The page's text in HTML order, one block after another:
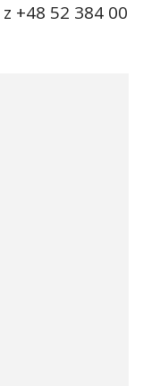
+48 52 384 00